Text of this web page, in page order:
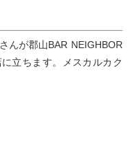
んが郡山BAR NEIGHBOR
立ちます。メスカルカク